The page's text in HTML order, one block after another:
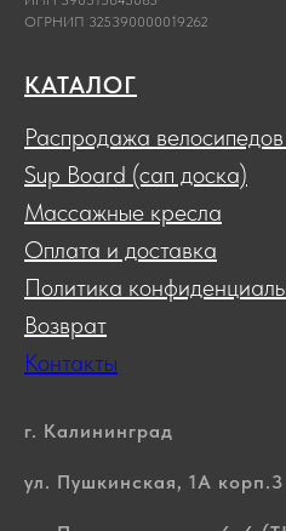
ОГРНИП 325390000019262
КАТАЛОГ
Распродажа
Sup Board (сап доска)
Массажные кресла
Оплата и доставка
Политика
Возврат
Контакты
г. Калининград
ул. Пушкинская, 1А корп.3